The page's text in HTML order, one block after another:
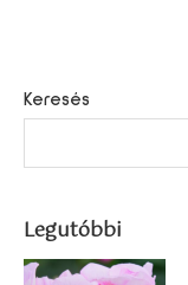
Keresés
Legutóbbi